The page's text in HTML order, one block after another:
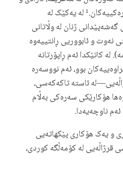
بەهێزکردنی ژنان کرد وەک بەربەستە سەرەکییەکان.¹ لە یەکێک لە
گەشەپێدانی ژنان لە وڵاتانی
نەوت و ئابووریی ڕانتییەوە
کاتێکدا ئەم ڕاپۆرتانە
بوو، ئەم نووسەرە
ئاستە تاکەکەسی،
هۆکارێکی سەرەکی بەڵام
ناوچەیەدا.
و یەک هۆکاری پێکهاتەیی
لە کۆمەڵگە کوردی،